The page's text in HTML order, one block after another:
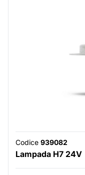
Codice 939082
Lampada H7 24V